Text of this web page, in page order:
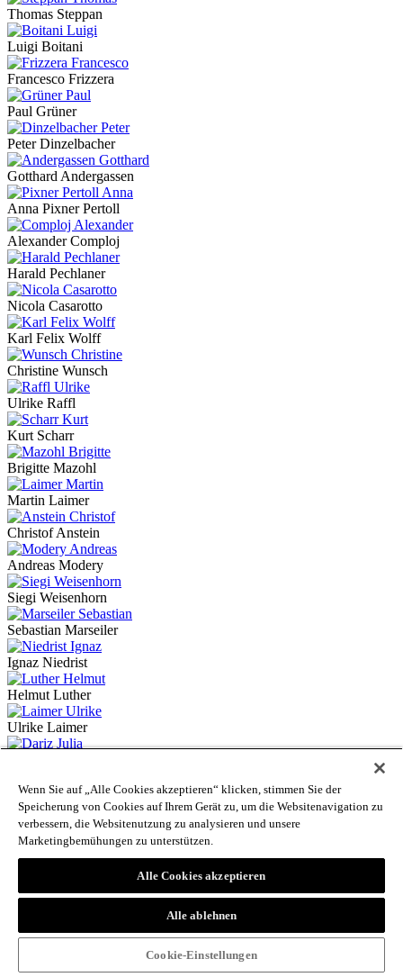
Thomas Steppan
Luigi Boitani
Francesco Frizzera
Paul Grüner
Peter Dinzelbacher
Gotthard Andergassen
Anna Pixner Pertoll
Alexander Comploj
Harald Pechlaner
Nicola Casarotto
Karl Felix Wolff
Christine Wunsch
Ulrike Raffl
Kurt Scharr
Brigitte Mazohl
Martin Laimer
Christof Anstein
Andreas Modery
Siegi Weisenhorn
Sebastian Marseiler
Ignaz Niedrist
Helmut Luther
Ulrike Laimer
Benno Baumgarten
Julia Schwärzer
Ingeborg Schemper-Sparholz
Martin Kilchmann
Wenn Sie auf „Alle Cookies akzeptieren“ klicken, stimmen Sie der
Speicherung von Cookies auf Ihrem Gerät zu, um die Websitenavigation zu
verbessern, die Websitenutzung zu analysieren und unsere
Marketingbemühungen zu unterstützen.
Alle Cookies akzeptieren
Alle ablehnen
Cookie-Einstellungen